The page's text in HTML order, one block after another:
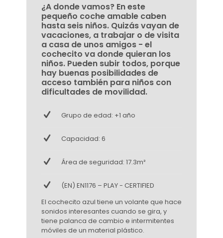
¿A donde vamos? En este
pequeño coche amable caben
hasta seis niños. Quizás vayan de
vacaciones, a trabajar o de visita
a casa de unos amigos - el
cochecito va donde quieran los
niños. Pueden subir todos, porque
hay buenas posibilidades de
acceso también para niños con
dificultades de movilidad.
Grupo de edad: +1 año
Capacidad: 6
Área de seguridad: 17.3m²
(EN) EN1176 – PLAY - CERTIFIED
El cochecito azul tiene un volante que hace
sonidos interesantes cuando se gira, y
tiene palanca de cambio e intermitentes
móviles de un material plástico.